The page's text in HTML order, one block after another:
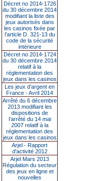
Décret no 2014-1726
du 30 décembre 2014
modifiant la liste des
jeux autorisés dans
les casinos fixée par
l’article D. 321-13 du
code de la sécurité
intérieure
Décret no 2014-1724
du 30 décembre 2014
relatif à la
réglementation des
jeux dans les casinos
Les jeux d’argent en
France - Avril 2014
Arrêté du 6 décembre
2013 modifiant les
dispositions de
l’arrêté du 14 mai
2007 relatif à la
réglementation des
jeux dans les casinos
Arjel - Rapport
d'activité 2012
Arjel Mars 2013
Régulation du secteur
des jeux en ligne et
nouvelles